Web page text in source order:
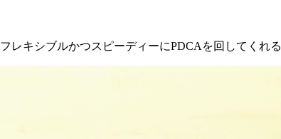
フレキシブルかつスピーディーにPDCAを回してくれる